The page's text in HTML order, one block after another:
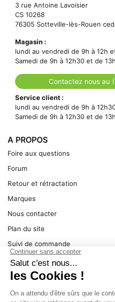
3 rue Antoine Lavoisier
CS 10268
76305 Sotteville-lès-Rouen
Magasin :
lundi au vendredi de 9h à 12h
Samedi de 9h à 12h30 et de
Contactez nous au
Service client :
lundi au vendredi de 9h à
Samedi de 9h à 12h30 et de
A PROPOS
Foire aux questions
Forum
Retour et rétractation
Marques
Nous contacter
Plan du site
Suivi de commande
Ma facture
Mentions légales
Conditions générales